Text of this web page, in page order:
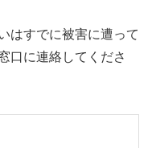
はすでに被害に遭って
口に連絡してくださ